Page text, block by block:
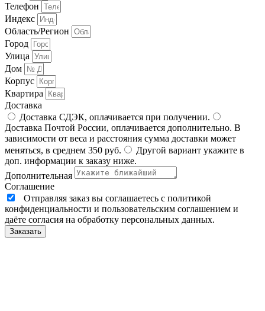
Телефон
Индекс
Область/Регион
Город
Улица
Дом
Корпус
Квартира
Доставка
Доставка СДЭК, оплачивается при получении.
Доставка Почтой России, оплачивается дополнительно. В
зависимости от веса и расстояния сумма доставки может
меняться, в среднем 350 руб.
Другой вариант укажите в
доп. информации к заказу ниже.
Дополнительная
Соглашение
Отправляя заказ вы соглашаетесь с политикой
конфиденциальности и пользовательским соглашением и
даёте согласия на обработку персональных данных.
Заказать